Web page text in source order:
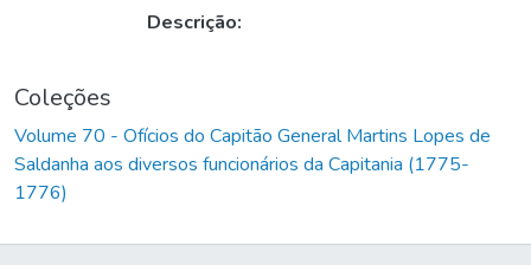
Descrição:
Coleções
Volume 70 - Ofícios do Capitão General Martins Lopes de
Saldanha aos diversos funcionários da Capitania (1775-
1776)